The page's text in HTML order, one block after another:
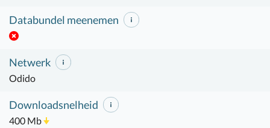
Databundel meenemen
Netwerk
Odido
Downloadsnelheid
400 Mb